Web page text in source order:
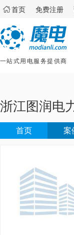
首页 免费注册
一站式用电服务提供商
浙江图润电
首页 案